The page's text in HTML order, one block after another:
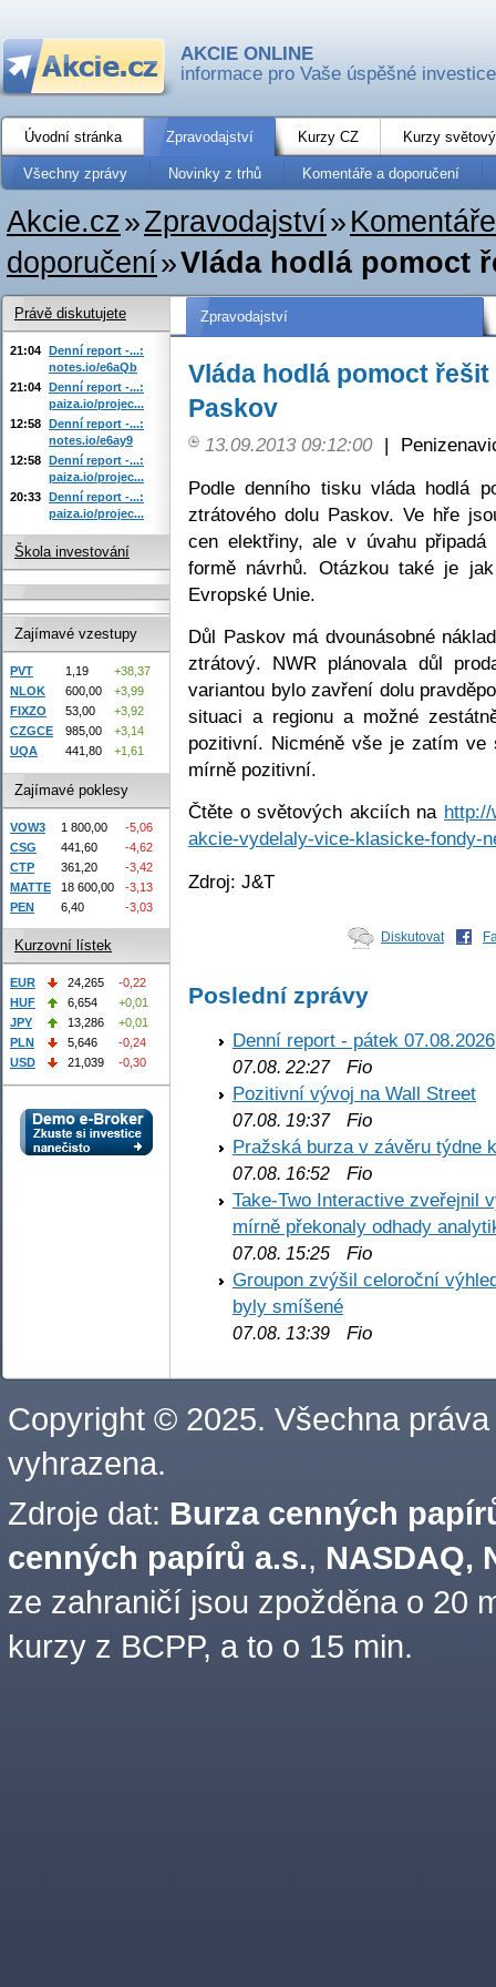
AKCIE ONLINE
informace pro Vaše úspěšné investice
Úvodní stránka Zpravodajství Kurzy CZ Kurzy
Všechny zprávy Novinky z trhů Komentáře a doporučení
Akcie.cz»Zpravodajství»
doporučení»Vláda hodlá pomoct
Zpravodajství
Vláda hodlá pomoct
Paskov
13.09.2013 09:12:00 |
Podle denního tisku vláda hodlá
ztrátového dolu Paskov. Ve hře
cen elektřiny, ale v úvahu
formě návrhů. Otázkou také je
Evropské Unie.
Důl Paskov má dvounásobné
ztrátový. NWR plánovala důl
variantou bylo zavření dolu
situaci a regionu a možné
pozitivní. Nicméně vše je zatím ve
mírně pozitivní.
Čtěte o světových akciích na
akcie-vydelaly-vice-klasicke-fondy-
Zdroj: J&T
Diskutovat
Poslední zprávy
Denní report - pátek 07.08.2026
07.08. 22:27Fio
Pozitivní vývoj na Wall Street
07.08. 19:37Fio
Pražská burza v závěru týdne
07.08. 16:52 Fio
Take-Two Interactive zveřejnil
mírně překonaly odhady
07.08. 15:25 Fio
Groupon zvýšil celoroční
byly smíšené
07.08. 13:39 Fio
Právě diskutujete
21:04 Denní report -...:
notes.io/e6aQb
21:04 Denní report -...:
paiza.io/projec...
12:58 Denní report -...:
notes.io/e6ay9
12:58 Denní report -...:
paiza.io/projec...
20:33 Denní report -...:
paiza.io/projec...
Škola investování
Zajímavé vzestupy
PVT 1,19
+38,37
NLOK
600,00
+3,99
FIXZO
53,00
+3,92
CZGCE
985,00
+3,14
UQA
441,80 +1,61
Zajímavé poklesy
VOW3 1 800,00
-5,06
CSG
441,60
-4,62
CTP
361,20
-3,42
MATTE
18 600,00
-3,13
PEN
6,40 -3,03
Kurzovní lístek
EUR 24,265
-0,22
HUF
6,654
+0,01
JPY
13,286
+0,01
PLN
5,646
-0,24
USD
21,039 -0,30
Copyright © 2025. Všechna práva
vyhrazena.
Zdroje dat: Burza cenných
cenných papírů a.s., NASDAQ,
ze zahraničí jsou zpožděna o 20
kurzy z BCPP, a to o 15 min.